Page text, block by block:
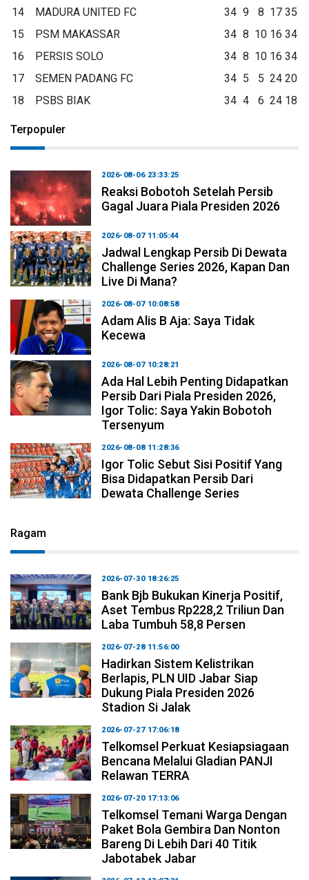
14
MADURA UNITED FC 34 9 8 17 35
15
PSM MAKASSAR 34 8 10 16 34
16
PERSIS SOLO 34 8 10 16 34
17
SEMEN PADANG FC 34 5 5 24 20
18
PSBS BIAK 34 4 6 24 18
Terpopuler
2026-08-06 23:33:25
Reaksi Bobotoh Setelah Persib
Gagal Juara Piala Presiden 2026
2026-08-07 11:05:44
Jadwal Lengkap Persib Di Dewata
Challenge Series 2026, Kapan Dan
Live Di Mana?
2026-08-07 10:08:58
Adam Alis B Aja: Saya Tidak
Kecewa
2026-08-07 10:28:21
Ada Hal Lebih Penting Didapatkan
Persib Dari Piala Presiden 2026,
Igor Tolic: Saya Yakin Bobotoh
Tersenyum
2026-08-08 11:28:36
Igor Tolic Sebut Sisi Positif Yang
Bisa Didapatkan Persib Dari
Dewata Challenge Series
Ragam
2026-07-30 18:26:25
Bank Bjb Bukukan Kinerja Positif,
Aset Tembus Rp228,2 Triliun Dan
Laba Tumbuh 58,8 Persen
2026-07-28 11:56:00
Hadirkan Sistem Kelistrikan
Berlapis, PLN UID Jabar Siap
Dukung Piala Presiden 2026
Stadion Si Jalak
2026-07-27 17:06:18
Telkomsel Perkuat Kesiapsiagaan
Bencana Melalui Gladian PANJI
Relawan TERRA
2026-07-20 17:13:06
Telkomsel Temani Warga Dengan
Paket Bola Gembira Dan Nonton
Bareng Di Lebih Dari 40 Titik
Jabotabek Jabar